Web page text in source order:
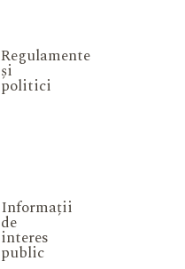
Regulamente
și
politici
Informații
de
interes
public